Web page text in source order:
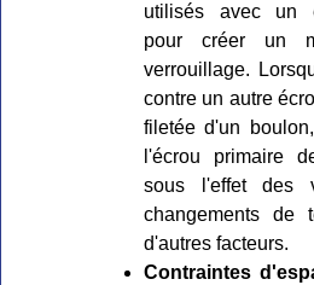
utilisés avec un
pour créer un
verrouillage.
contre un autre
filetée d'un
l'écrou primaire
sous l'effet des
changements de
d'autres facteurs.
Contraintes